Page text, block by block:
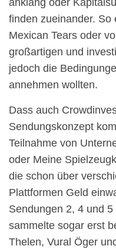
anklang oder
finden zueinander. So
Mexican Tears oder
großartigen und
jedoch die
annehmen wollten.
Dass auch
Sendungskonzept
Teilnahme von
oder Meine
die schon über
Plattformen Geld
Sendungen 2, 4 und
sammelte sogar erst
Thelen, Vural Öger